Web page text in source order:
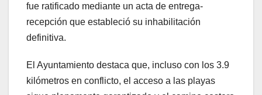
fue ratificado mediante un acta de entrega-
recepción que estableció su inhabilitación
definitiva.
El Ayuntamiento destaca que, incluso con los 3.9
kilómetros en conflicto, el acceso a las playas